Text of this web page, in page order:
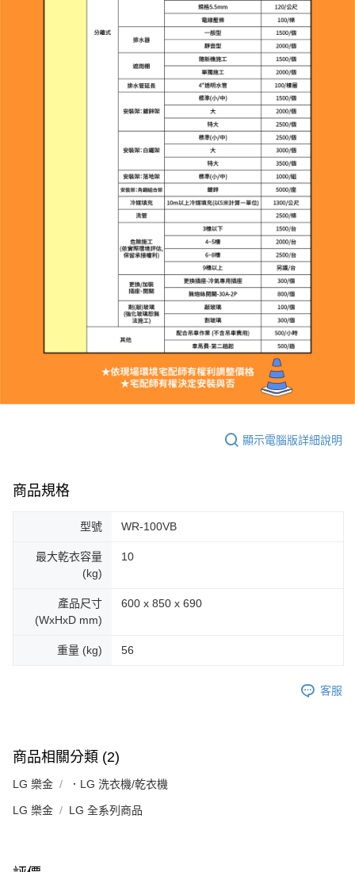
顯示電腦版詳細說明
商品規格
型號 WR-100VB
最大乾衣容量
(kg)
10
產品尺寸
(WxHxD mm)
600 x 850 x 690
重量 (kg) 56
客服
商品相關分類 (2)
LG 樂金 ．LG 洗衣機/乾衣機
LG 樂金 LG 全系列商品